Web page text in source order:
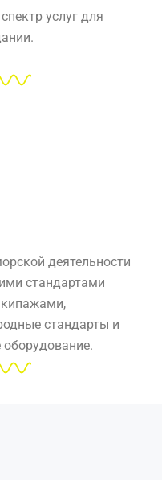
услуг для
деятельности
стандартами
стандарты и